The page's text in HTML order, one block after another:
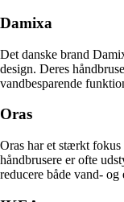
Damixa
Det danske brand
design. Deres
vandbesparende
Oras
Oras har et stærkt
håndbrusere er ofte
reducere både vand-